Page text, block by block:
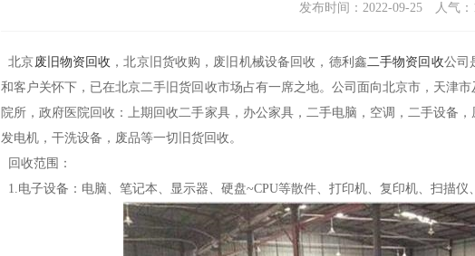
发布时间：2022-09-25 人气：
北京废旧物资回收 ，北京旧货收购，废旧机械设备回收，德利鑫二手物资回收公司
和客户关怀下，已在北京二手旧货回收市场占有一席之地。公司面向北京市，天津
院所，政府医院回收：上期回收二手家具，办公家具，二手电脑，空调，二手设备
发电机，干洗设备，废品等一切旧货回收。
回收范围：
1.电子设备：电脑、笔记本、显示器、硬盘~CPU等散件、打印机、复印机、扫描仪